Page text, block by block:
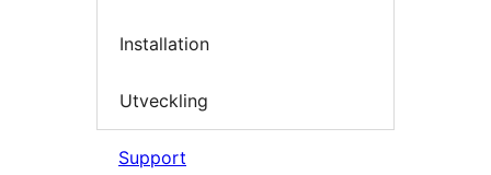
Installation
Utveckling
Support